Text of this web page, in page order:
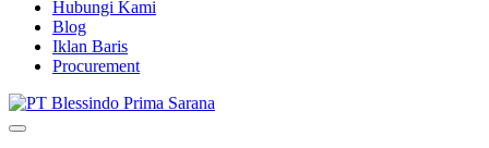
Hubungi Kami
Blog
Iklan Baris
Procurement